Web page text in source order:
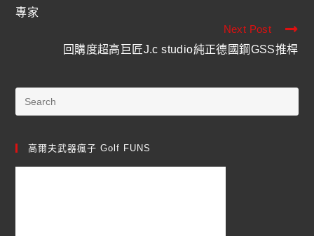
專家
Next Post
回購度超高巨匠J.c studio純正德國鋼GSS推桿
高爾夫武器瘋子 Golf FUNS